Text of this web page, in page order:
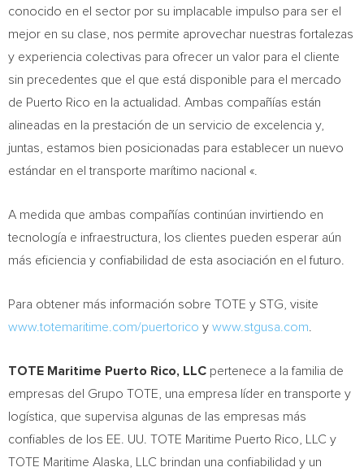
conocido en el sector por su implacable impulso para ser el
mejor en su clase, nos permite aprovechar nuestras fortalezas
y experiencia colectivas para ofrecer un valor para el cliente
sin precedentes que el que está disponible para el mercado
de Puerto Rico en la actualidad. Ambas compañías están
alineadas en la prestación de un servicio de excelencia y,
juntas, estamos bien posicionadas para establecer un nuevo
estándar en el transporte marítimo nacional «.
A medida que ambas compañías continúan invirtiendo en
tecnología e infraestructura, los clientes pueden esperar aún
más eficiencia y confiabilidad de esta asociación en el futuro.
Para obtener más información sobre TOTE y STG, visite
www.totemaritime.com/puertorico y www.stgusa.com
TOTE Maritime Puerto Rico, LLC pertenece a la familia de
empresas del Grupo TOTE, una empresa líder en transporte y
logística, que supervisa algunas de las empresas más
confiables de los EE. UU. TOTE Maritime Puerto Rico, LLC y
TOTE Maritime Alaska, LLC brindan una confiabilidad y un